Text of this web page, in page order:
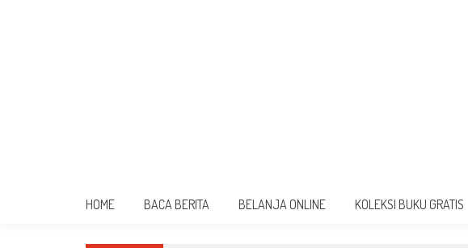
HOME BACA BERITA BELANJA ONLINE KOLEKSI BUKU GRATIS